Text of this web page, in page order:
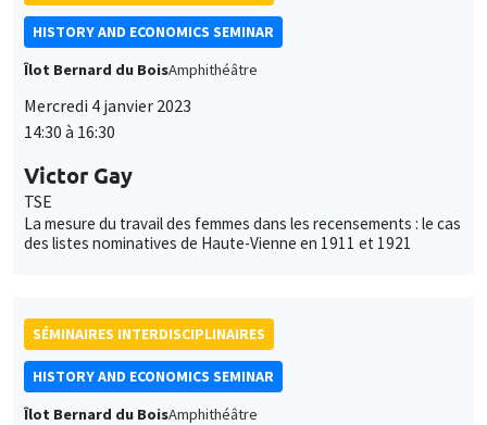
HISTORY AND ECONOMICS SEMINAR
Îlot Bernard du BoisAmphithéâtre
Mercredi 4 janvier 2023
14:30 à 16:30
Victor Gay
TSE
La mesure du travail des femmes dans les recensements : le cas
des listes nominatives de Haute-Vienne en 1911 et 1921
SÉMINAIRES INTERDISCIPLINAIRES
HISTORY AND ECONOMICS SEMINAR
Îlot Bernard du BoisAmphithéâtre